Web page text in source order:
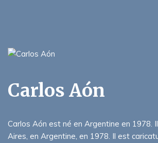
Carlos Aón
Carlos Aón est né en Argentine en 1978.
Aires, en Argentine, en 1978. Il est